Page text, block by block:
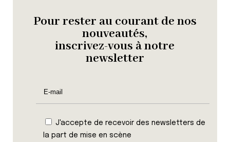
Pour rester au courant de nos
nouveautés,
inscrivez-vous à notre
newsletter
J'accepte de recevoir des newsletters de
la part de mise en scène